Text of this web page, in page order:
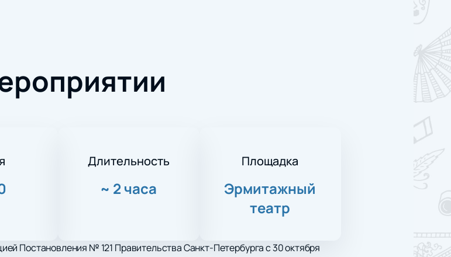
Длительность
~ 2 часа
Площадка
Эрмитажный
театр
Постановления № 121 Правительства Санкт-Петербурга с 30 октября